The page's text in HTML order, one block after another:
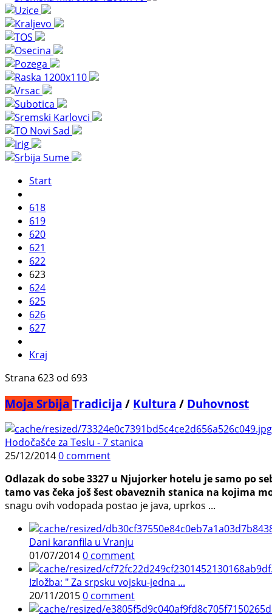
Start
618
619
620
621
622
623
624
625
626
627
Kraj
Strana 623 od 693
Moja Srbija Tradicija / Kultura / Duhovnost
Hodočašće za Teslu - 7 stanica
25/12/20140 comment
Odlazak do sobe 3327 u Njujorker hotelu je samo po
tamo vas čeka još šest obaveznih stanica na kojima
snagu ovih vodopada postao je java, uprkos ...
Dani karanfila u Vranju
01/07/20140 comment
Izložba: " Za srpsku vojsku-jedna ...
20/11/20150 comment